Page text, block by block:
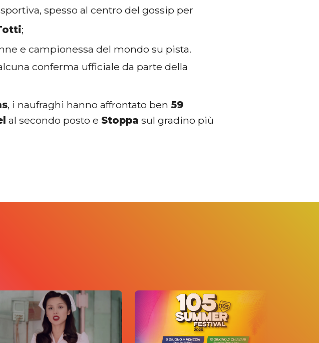
spesso al centro del gossip per
;
e campionessa del mondo su pista.
conferma ufficiale da parte della
, i naufraghi hanno affrontato ben59
al secondo posto e Stoppa sul gradino più